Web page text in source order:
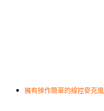
擁有操作簡單的線控麥克風